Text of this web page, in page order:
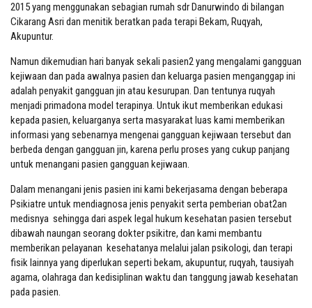
2015 yang menggunakan sebagian rumah sdr Danurwindo di bilangan
Cikarang Asri dan menitik beratkan pada terapi Bekam, Ruqyah,
Akupuntur.
Namun dikemudian hari banyak sekali pasien2 yang mengalami gangguan
kejiwaan dan pada awalnya pasien dan keluarga pasien menganggap ini
adalah penyakit gangguan jin atau kesurupan. Dan tentunya ruqyah
menjadi primadona model terapinya. Untuk ikut memberikan edukasi
kepada pasien, keluarganya serta masyarakat luas kami memberikan
informasi yang sebenarnya mengenai gangguan kejiwaan tersebut dan
berbeda dengan gangguan jin, karena perlu proses yang cukup panjang
untuk menangani pasien gangguan kejiwaan.
Dalam menangani jenis pasien ini kami bekerjasama dengan beberapa
Psikiatre untuk mendiagnosa jenis penyakit serta pemberian obat2an
medisnya sehingga dari aspek legal hukum kesehatan pasien tersebut
dibawah naungan seorang dokter psikitre, dan kami membantu
memberikan pelayanan kesehatanya melalui jalan psikologi, dan terapi
fisik lainnya yang diperlukan seperti bekam, akupuntur, ruqyah, tausiyah
agama, olahraga dan kedisiplinan waktu dan tanggung jawab kesehatan
pada pasien.